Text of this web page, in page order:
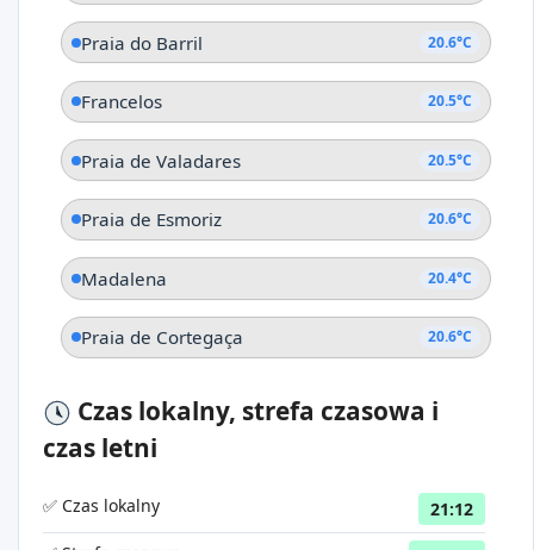
Praia do Barril 20.6°C
Francelos 20.5°C
Praia de Valadares 20.5°C
Praia de Esmoriz 20.6°C
Madalena 20.4°C
Praia de Cortegaça 20.6°C
Czas lokalny, strefa czasowa i
czas letni
✅ Czas lokalny
21:12